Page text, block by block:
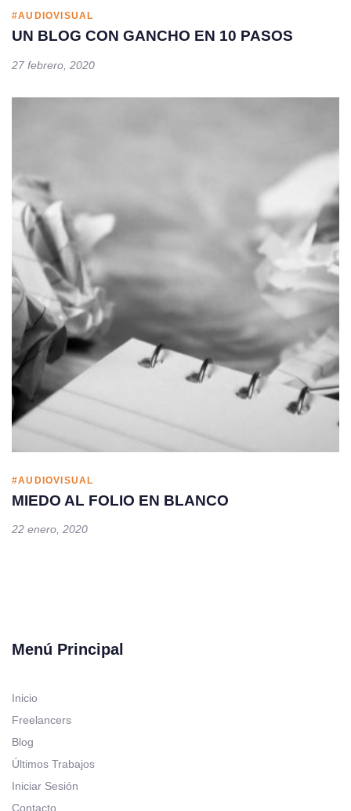
#AUDIOVISUAL
UN BLOG CON GANCHO EN 10 PASOS
27 febrero, 2020
#AUDIOVISUAL
MIEDO AL FOLIO EN BLANCO
22 enero, 2020
Menú Principal
Inicio
Freelancers
Blog
Últimos Trabajos
Iniciar Sesión
Contacto